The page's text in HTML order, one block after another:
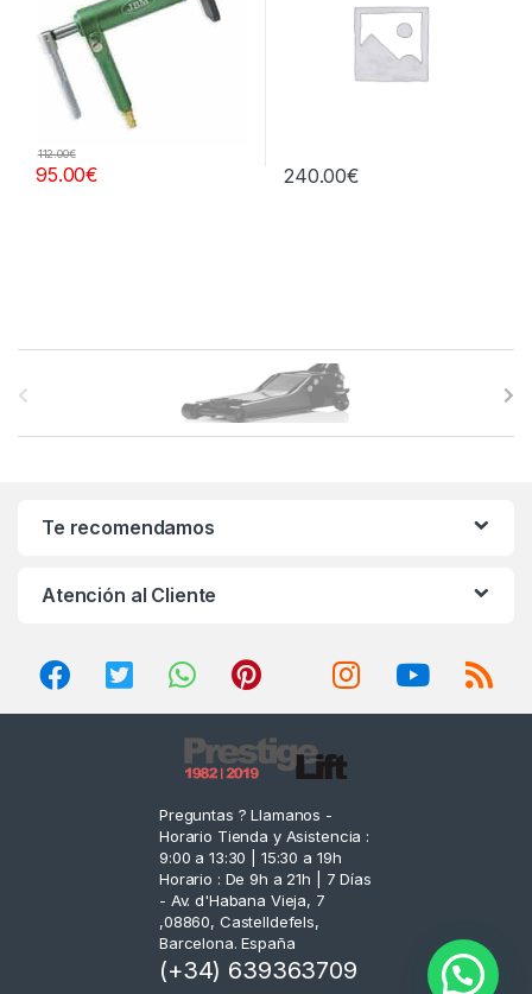
95.00€
112.00€
240.00€
Te recomendamos
Atención al Cliente
Preguntas ? Llamanos -
Horario Tienda y Asistencia :
9:00 a 13:30 | 15:30 a 19h
Horario : De 9h a 21h | 7 Días
- Av. d'Habana Vieja, 7
,08860, Castelldefels,
Barcelona. España
(+34) 639363709